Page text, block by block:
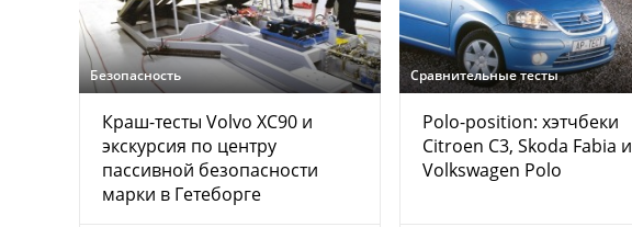
Безопасность
Краш-тесты Volvo XC90 и
экскурсия по центру
пассивной безопасности
марки в Гетеборге
Сравнительные тесты
Polo-position: хэтчбеки
Citroen C3, Skoda Fabia и
Volkswagen Polo